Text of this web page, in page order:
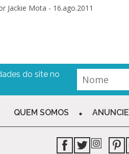
Jackie Mota - 16.ago.2011
do site no
QUEM SOMOS ANUNCIE